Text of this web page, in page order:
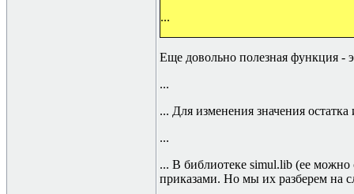
...
Еще довольно полезная функция -
...
... Для изменения значения
...
... В библиотеке simul.lib (ее можно
приказами. Но мы их разберем на